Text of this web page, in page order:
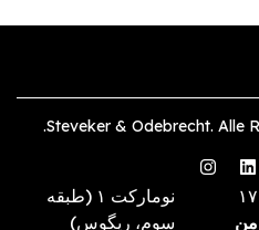
نومارکت ۱ (طبقه
سوم، ریگوس)